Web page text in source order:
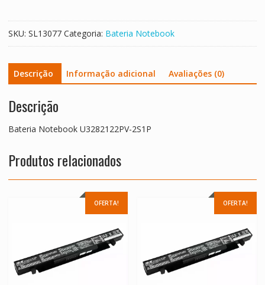
SKU: SL13077 Categoria: Bateria Notebook
Descrição Informação adicional Avaliações (0)
Descrição
Bateria Notebook U3282122PV-2S1P
Produtos relacionados
OFERTA! OFERTA!